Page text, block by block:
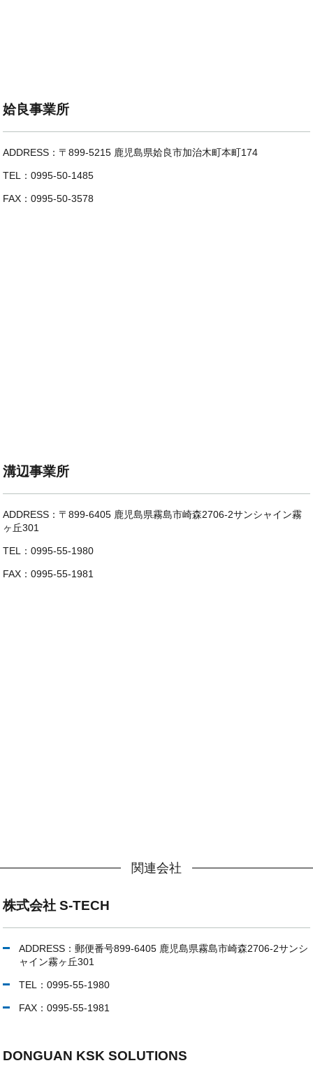
姶良事業所
ADDRESS：〒899-5215 鹿児島県姶良市加治木町本町174
TEL：0995-50-1485
FAX：0995-50-3578
溝辺事業所
ADDRESS：〒899-6405 鹿児島県霧島市崎森2706-2サンシャイン霧
ヶ丘301
TEL：0995-55-1980
FAX：0995-55-1981
関連会社
株式会社 S-TECH
ADDRESS：郵便番号899-6405 鹿児島県霧島市崎森2706-2サンシ
ャイン霧ヶ丘301
TEL：0995-55-1980
FAX：0995-55-1981
DONGUAN KSK SOLUTIONS